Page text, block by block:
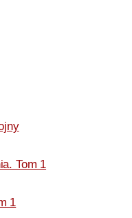
Tom 1
1